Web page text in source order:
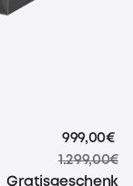
999,00€
1.299,00€
Gratisgeschenk